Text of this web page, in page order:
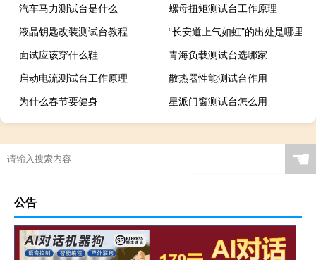
汽车马力测试台是什么
螺母扭矩测试台工作原理
液晶钥匙改装测试台教程
“长安道上气如虹”的出处是哪里
面试应该穿什么鞋
青海负载测试台选哪家
启动电流测试台工作原理
散热器性能测试台作用
为什么春节要健身
星派门窗测试台怎么用
☚
公告